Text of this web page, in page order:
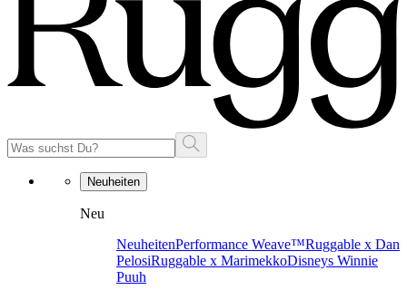
Neuheiten
Neu
NeuheitenPerformance Weave™Ruggable x Dan
PelosiRuggable x MarimekkoDisneys Winnie
Puuh